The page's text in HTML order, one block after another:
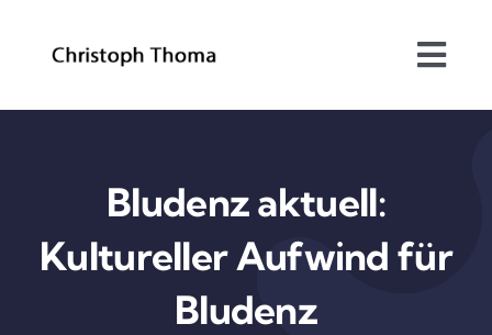
Über mich
Bundesrat
Arbeitsschwerpunkte
Bludenz aktuell:
Kultureller Aufwind für
Bludenz